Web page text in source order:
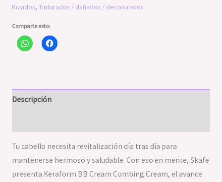
Rizados, Tinturados / dañados / decolorados
Comparte esto:
Descripción
Tu cabello necesita revitalización día tras día para
mantenerse hermoso y saludable. Con eso en mente, Skafe
presenta Keraform BB Cream Combing Cream, el avance